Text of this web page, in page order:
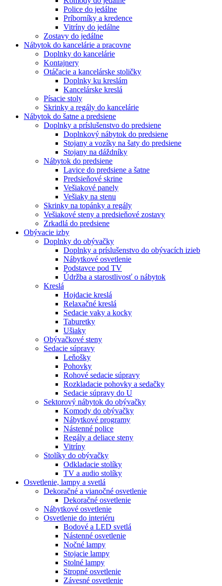
Police do jedálne
Príborníky a kredence
Vitríny do jedálne
Zostavy do jedálne
Nábytok do kancelárie a pracovne
Doplnky do kancelárie
Kontajnery
Otáčacie a kancelárske stoličky
Doplnky ku kreslám
Kancelárske kreslá
Písacie stoly
Skrinky a regály do kancelárie
Nábytok do šatne a predsiene
Doplnky a príslušenstvo do predsiene
Doplnkový nábytok do predsiene
Stojany a vozíky na šaty do predsiene
Stojany na dáždníky
Nábytok do predsiene
Lavice do predsiene a šatne
Predsieňové skrine
Vešiakové panely
Vešiaky na stenu
Skrinky na topánky a regály
Vešiakové steny a predsieňové zostavy
Zrkadlá do predsiene
Obývacie izby
Doplnky do obývačky
Doplnky a príslušenstvo do obývacích izieb
Nábytkové osvetlenie
Podstavce pod TV
Údržba a starostlivosť o nábytok
Kreslá
Hojdacie kreslá
Relaxačné kreslá
Sedacie vaky a kocky
Taburetky
Ušiaky
Obývačkové steny
Sedacie súpravy
Leňošky
Pohovky
Rohové sedacie súpravy
Rozkladacie pohovky a sedačky
Sedacie súpravy do U
Sektorový nábytok do obývačky
Komody do obývačky
Nábytkové programy
Nástenné police
Regály a deliace steny
Vitríny
Stolíky do obývačky
Odkladacie stolíky
TV a audio stolíky
Osvetlenie, lampy a svetlá
Dekoračné a vianočné osvetlenie
Dekoračné osvetlenie
Nábytkové osvetlenie
Osvetlenie do interiéru
Bodové a LED svetlá
Nástenné osvetlenie
Nočné lampy
Stojacie lampy
Stolné lampy
Stropné osvetlenie
Závesné osvetlenie